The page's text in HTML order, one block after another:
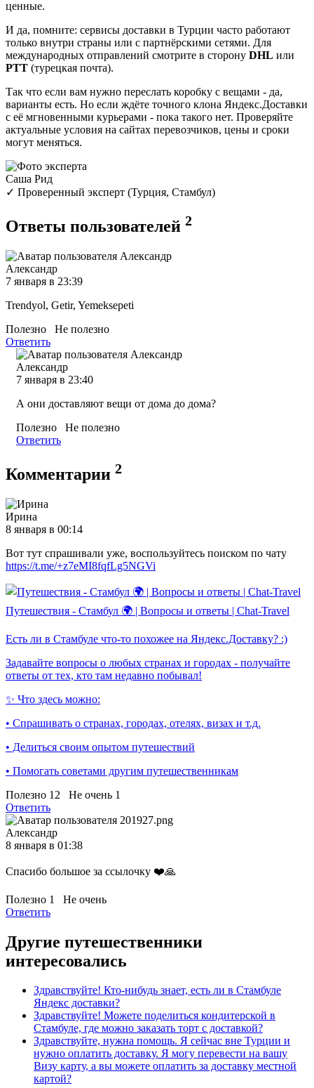
ценные.
И да, помните: сервисы доставки в Турции часто работают
только внутри страны или с партнёрскими сетями. Для
международных отправлений смотрите в сторону DHL или
PTT (турецкая почта).
Так что если вам нужно переслать коробку с вещами - да,
варианты есть. Но если ждёте точного клона Яндекс.Доставки
с её мгновенными курьерами - пока такого нет. Проверяйте
актуальные условия на сайтах перевозчиков, цены и сроки
могут меняться.
Саша Рид
✓ Проверенный эксперт (Турция, Стамбул)
Ответы пользователей 2
Александр
7 января в 23:39
Trendyol, Getir, Yemeksepeti
Полезно
Не полезно
Ответить
Александр
7 января в 23:40
А они доставляют вещи от дома до дома?
Полезно
Не полезно
Ответить
Комментарии 2
Ирина
8 января в 00:14
Вот тут спрашивали уже, воспользуйтесь поиском по чату
https://t.me/+z7eMI8fqfLg5NGVi
Путешествия - Стамбул 🌍 | Вопросы и ответы | Chat-Travel
Есть ли в Стамбуле что-то похожее на Яндекс.Доставку? :)
Задавайте вопросы о любых странах и городах - получайте
ответы от тех, кто там недавно побывал!
✨ Что здесь можно:
• Спрашивать о странах, городах, отелях, визах и т.д.
• Делиться своим опытом путешествий
• Помогать советами другим путешественникам
Полезно 12 Не очень 1
Ответить
Александр
8 января в 01:38
Спасибо большое за ссылочку ❤️🙏
Полезно 1
Не очень
Ответить
Другие путешественники
интересовались
Здравствуйте! Кто-нибудь знает, есть ли в Стамбуле
Яндекс доставки?
Здравствуйте! Можете поделиться кондитерской в
Стамбуле, где можно заказать торт с доставкой?
Здравствуйте, нужна помощь. Я сейчас вне Турции и
нужно оплатить доставку. Я могу перевести на вашу
Визу карту, а вы можете оплатить за доставку местной
картой?